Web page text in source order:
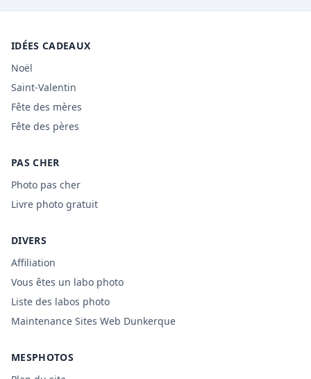
IDÉES CADEAUX
Noël
Saint-Valentin
Fête des mères
Fête des pères
PAS CHER
Photo pas cher
Livre photo gratuit
DIVERS
Affiliation
Vous êtes un labo photo
Liste des labos photo
Maintenance Sites Web Dunkerque
MESPHOTOS